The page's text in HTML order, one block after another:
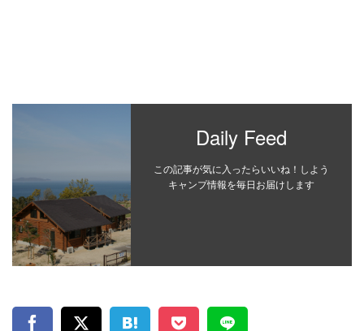
Daily Feed
この記事が気に入ったらいいね！しよう
キャンプ情報を毎日お届けします